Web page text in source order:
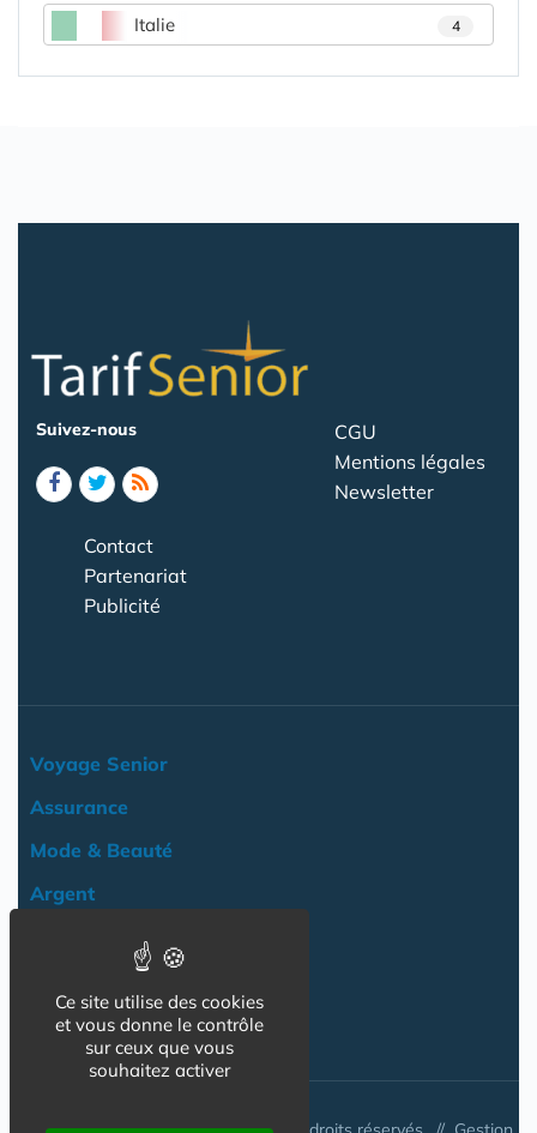
Italie 4
Suivez-nous
CGU
Mentions légales
Newsletter
Contact
Partenariat
Publicité
Voyage Senior
Assurance
Mode & Beauté
Argent
Loisir & Culture
NOS AUTRES SITES :
Ce site utilise des cookies
et vous donne le contrôle
sur ceux que vous
souhaitez activer